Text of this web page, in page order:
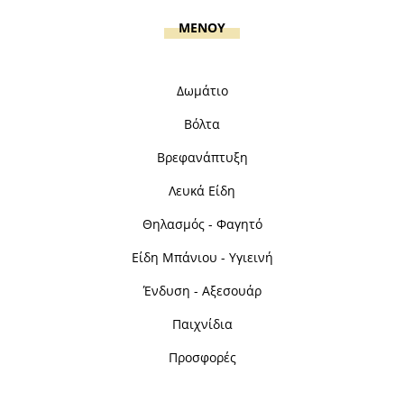
MENOY
Δωμάτιο
Βόλτα
Βρεφανάπτυξη
Λευκά Είδη
Θηλασμός - Φαγητό
Είδη Μπάνιου - Υγιεινή
Ένδυση - Αξεσουάρ
Παιχνίδια
Προσφορές